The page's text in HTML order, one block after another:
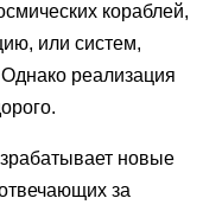
кораблей,
или систем,
реализация
новые
за